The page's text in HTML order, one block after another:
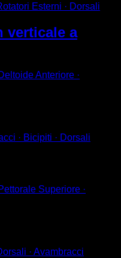
Esterni · Dorsali
verticale a
Anteriore ·
· Bicipiti · Dorsali
Superiore ·
· Avambracci